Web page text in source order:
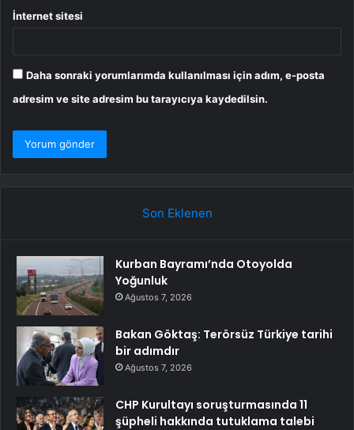
İnternet sitesi
Daha sonraki yorumlarımda kullanılması için adım, e-posta
adresim ve site adresim bu tarayıcıya kaydedilsin.
Son Eklenen
Kurban Bayramı’nda Otoyolda
Yoğunluk
Ağustos 7, 2026
Bakan Göktaş: Terörsüz Türkiye tarihi
bir adımdır
Ağustos 7, 2026
CHP Kurultayı soruşturmasında 11
şüpheli hakkında tutuklama talebi